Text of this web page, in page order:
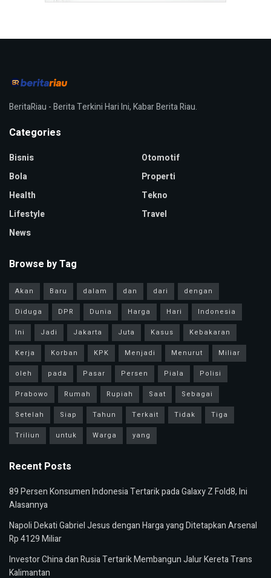
BeritaRiau - Berita Terkini Hari Ini, Kabar Berita Riau.
Categories
Bisnis
Bola
Health
Lifestyle
News
Otomotif
Properti
Tekno
Travel
Browse by Tag
Akan Baru dalam dan dari
dengan
Diduga
DPR Dunia Harga Hari
Indonesia
Ini
Jadi Jakarta Juta Kasus
Kebakaran
Kerja
Korban KPK Menjadi Menurut
Miliar
oleh
pada Pasar Persen Piala
Polisi
Prabowo
Rumah Rupiah Saat
Sebagai
Setelah
Siap Tahun Terkait Tidak
Tiga
Triliun
untuk Warga yang
Recent Posts
89 Persen Konsumen Indonesia Tertarik pada Galaxy Z Fold8, Ini
Alasannya
Napoli Dekati Gabriel Jesus dengan Harga yang Ditetapkan Arsenal
Rp 4129 Miliar
Investor China dan Rusia Tertarik Membangun Jalur Kereta Trans
Kalimantan